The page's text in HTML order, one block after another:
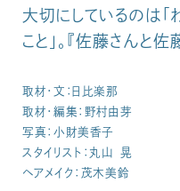
大切にしているのは
こと」。『佐藤さんと佐
取材・文：日比楽那
取材・編集：野村由芽
写真：小財美香子
スタイリスト：丸山 晃
ヘアメイク：茂木美鈴